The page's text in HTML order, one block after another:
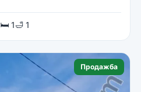
🛏 1🛁 1
Продажба